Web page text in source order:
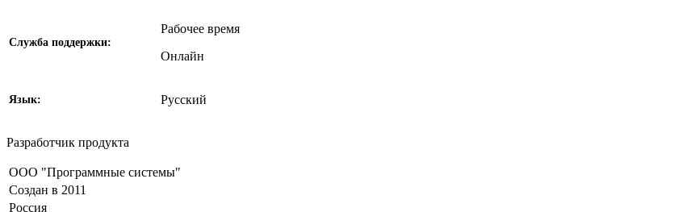
Службa поддержки:
Рабочее время
Онлайн
Язык: Русский
Разработчик продукта
ООО "Программные системы"
Создан в 2011
Россия